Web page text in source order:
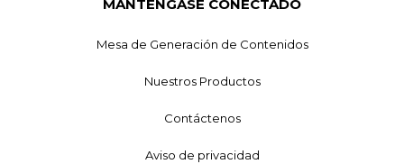
MANTÉNGASE CONECTADO
Mesa de Generación de Contenidos
Nuestros Productos
Contáctenos
Aviso de privacidad